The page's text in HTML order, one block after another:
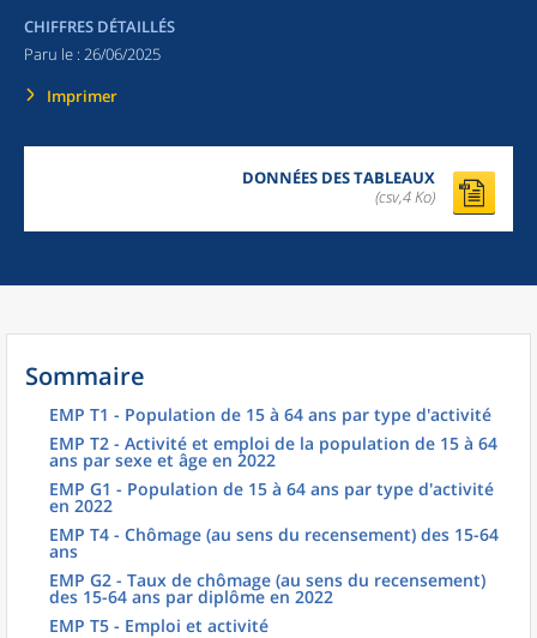
CHIFFRES DÉTAILLÉS
Paru le : 26/06/2025
Imprimer
DONNÉES DES TABLEAUX
(csv,4 Ko)
Sommaire
EMP T1 - Population de 15 à 64 ans par type d'activité
EMP T2 - Activité et emploi de la population de 15 à 64
ans par sexe et âge en 2022
EMP G1 - Population de 15 à 64 ans par type d'activité
en 2022
EMP T4 - Chômage (au sens du recensement) des 15-64
ans
EMP G2 - Taux de chômage (au sens du recensement)
des 15-64 ans par diplôme en 2022
EMP T5 - Emploi et activité